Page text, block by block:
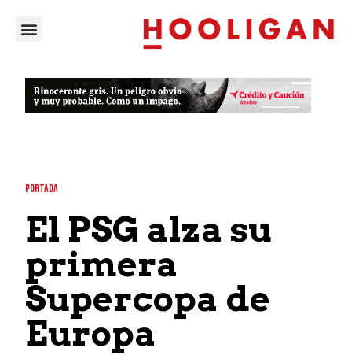
PORTADA
El PSG alza su
primera
Supercopa de
Europa